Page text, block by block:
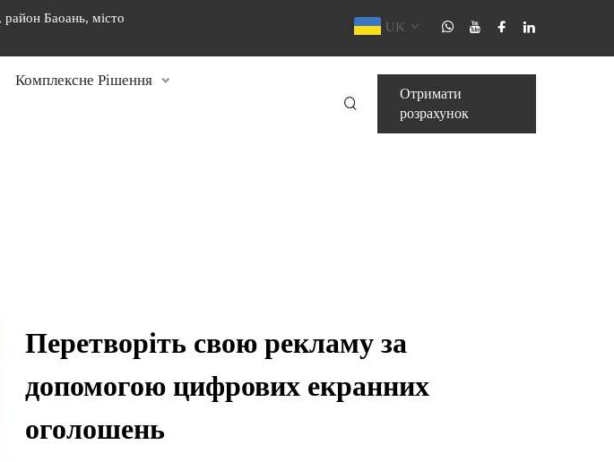
Баоань, місто
UK
Комплексне Рішення
Отримати
розрахунок
Перетворіть свою рекламу за
допомогою цифрових екранних
оголошень